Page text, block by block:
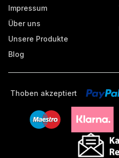
Impressum
Über uns
Unsere Produkte
Blog
Thoben akzeptiert